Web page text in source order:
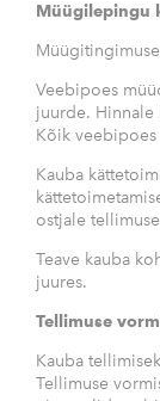
Müügilepingu
Veebipoes
juurde. Hinnale
Kõik
Kauba
ostjale
Teave kauba
juures.
Tellimuse
Kauba
Tellimuse